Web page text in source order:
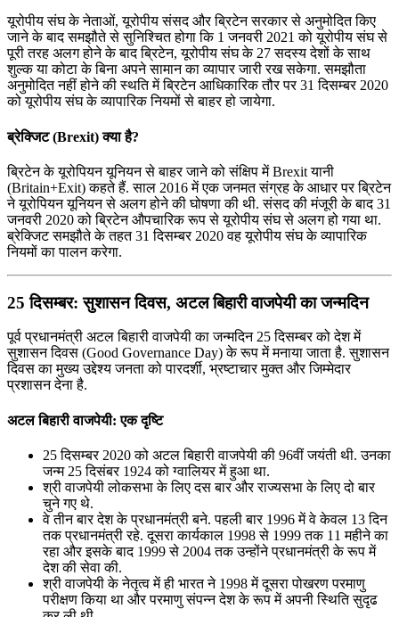
यूरोपीय संघ के नेताओं, यूरोपीय संसद और ब्रिटेन सरकार से अनुमोदित किए
जाने के बाद समझौते से सुनिश्चित होगा कि 1 जनवरी 2021 को यूरोपीय संघ से
पूरी तरह अलग होने के बाद ब्रिटेन, यूरोपीय संघ के 27 सदस्‍य देशों के साथ
शुल्क या कोटा के बिना अपने सामान का व्यापार जारी रख सकेगा. समझौता
अनुमोदित नहीं होने की स्थति में ब्रिटेन आधिकारिक तौर पर 31 दिसम्‍बर 2020
को यूरोपीय संघ के व्यापारिक नियमों से बाहर हो जायेगा.
ब्रेक्जिट (Brexit) क्या है?
ब्रिटेन के यूरोपियन यूनियन से बाहर जाने को संक्षिप में Brexit यानी
(Britain+Exit) कहते हैं. साल 2016 में एक जनमत संग्रह के आधार पर ब्रिटेन
ने यूरोपियन यूनियन से अलग होने की घोषणा की थी. संसद की मंजूरी के बाद 31
जनवरी 2020 को ब्रिटेन औपचारिक रूप से यूरोपीय संघ से अलग हो गया था.
ब्रेक्जिट समझौते के तहत 31 दिसम्‍बर 2020 वह यूरोपीय संघ के व्यापारिक
नियमों का पालन करेगा.
25 दिसम्बर: सुशासन दिवस, अटल बिहारी वाजपेयी का जन्मदिन
पूर्व प्रधानमंत्री अटल बिहारी वाजपेयी का जन्मदिन 25 दिसम्बर को देश में
सुशासन दिवस (Good Governance Day) के रूप में मनाया जाता है. सुशासन
दिवस का मुख्य उद्देश्य जनता को पारदर्शी, भ्रष्टाचार मुक्त और जिम्मेदार
प्रशासन देना है.
अटल बिहारी वाजपेयी: एक दृष्टि
25 दिसम्बर 2020 को अटल बिहारी वाजपेयी की 96वीं जयंती थी. उनका
जन्‍म 25 दिसंबर 1924 को ग्वालियर में हुआ था.
श्री वाजपेयी लोकसभा के लिए दस बार और राज्‍यसभा के लिए दो बार
चुने गए थे.
वे तीन बार देश के प्रधानमंत्री बने. पहली बार 1996 में वे केवल 13 दिन
तक प्रधानमंत्री रहे. दूसरा कार्यकाल 1998 से 1999 तक 11 महीने का
रहा और इसके बाद 1999 से 2004 तक उन्होंने प्रधानमंत्री के रूप में
देश की सेवा की.
श्री वाजपेयी के नेतृत्व में ही भारत ने 1998 में दूसरा पोखरण परमाणु
परीक्षण किया था और परमाणु संपन्न देश के रूप में अपनी स्थिति सुदृढ